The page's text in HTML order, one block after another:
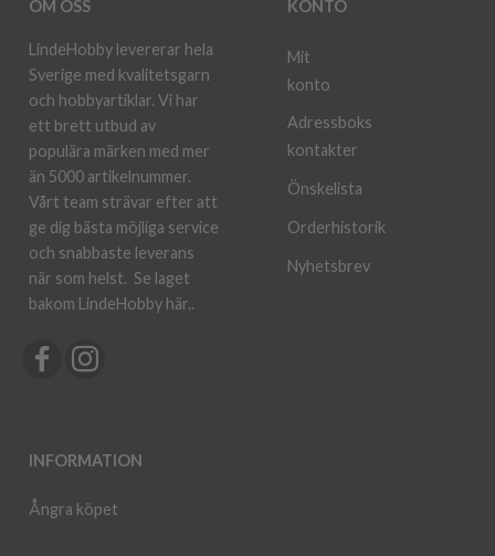
OM OSS
LindeHobby levererar hela
Sverige med kvalitetsgarn
och hobbyartiklar. Vi har
ett brett utbud av
populära märken med mer
än 5000 artikelnummer.
Vårt team strävar efter att
ge dig bästa möjliga service
och snabbaste leverans
när som helst. Se laget
bakom LindeHobby här..
INFORMATION
Ångra köpet
KONTO
Mit
konto
Adressboks
kontakter
Önskelista
Orderhistorik
Nyhetsbrev